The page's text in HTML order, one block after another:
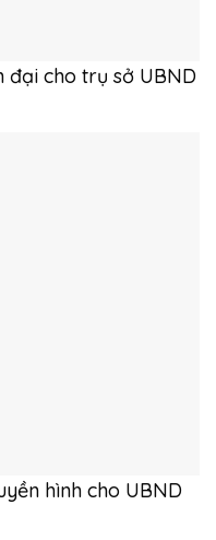
đại cho trụ sở UBND
hình cho UBND